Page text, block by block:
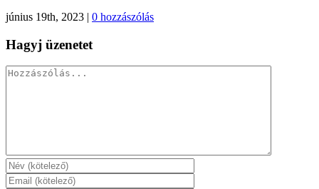
június 19th, 2023 | 0 hozzászólás
Hagyj üzenetet
Hozzászólás